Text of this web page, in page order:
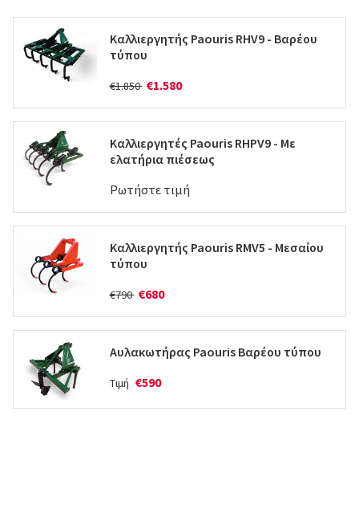
Καλλιεργητής Paouris RHV9 - Βαρέου
τύπου
€1.850 €1.580
Καλλιεργητές Paouris RHPV9 - Mε
ελατήρια πιέσεως
Ρωτήστε τιμή
Καλλιεργητής Paouris RMV5 - Mεσαίου
τύπου
€790 €680
Αυλακωτήρας Paouris Βαρέου τύπου
Τιμή €590